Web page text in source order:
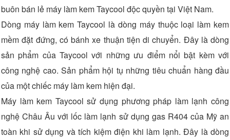
buôn bán lẻ máy làm kem Taycool độc quyền tại Việt Nam.
Dòng máy làm kem Taycool là dòng máy thuộc loại làm kem
mềm đặt đứng, có bánh xe thuận tiện di chuyển. Đây là dòng
sản phẩm của Taycool với những ưu điểm nổi bật kèm với
công nghệ cao. Sản phẩm hội tụ những tiêu chuẩn hàng đầu
của một chiếc máy làm kem hiện đại.
Máy làm kem Taycool sử dụng phương pháp làm lạnh công
nghệ Châu Âu với lốc làm lạnh sử dụng gas R404 của Mỹ an
toàn khi sử dụng và tích kiệm điện khi làm lạnh. Đây là dòng